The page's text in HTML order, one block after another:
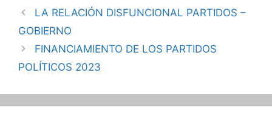
LA RELACIÓN DISFUNCIONAL PARTIDOS –
GOBIERNO
FINANCIAMIENTO DE LOS PARTIDOS
POLÍTICOS 2023